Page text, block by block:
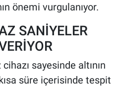
önemi vurgulanıyor.
SANİYELER
sayesinde altının
süre içerisinde tespit